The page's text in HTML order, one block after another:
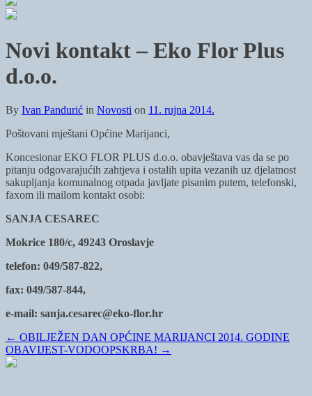
Novi kontakt – Eko Flor Plus
d.o.o.
By Ivan Pandurić in Novosti on 11. rujna 2014.
Poštovani mještani Općine Marijanci,
Koncesionar EKO FLOR PLUS d.o.o. obavještava vas da se po
pitanju odgovarajućih zahtjeva i ostalih upita vezanih uz djelatnost
sakupljanja komunalnog otpada javljate pisanim putem, telefonski,
faxom ili mailom kontakt osobi:
SANJA CESAREC
Mokrice 180/c, 49243 Oroslavje
telefon: 049/587-822,
fax: 049/587-844,
e-mail: sanja.cesarec@eko-flor.hr
← OBILJEŽEN DAN OPĆINE MARIJANCI 2014. GODINE
OBAVIJEST-VODOOPSKRBA! →